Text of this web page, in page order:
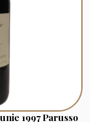
1997 Parusso